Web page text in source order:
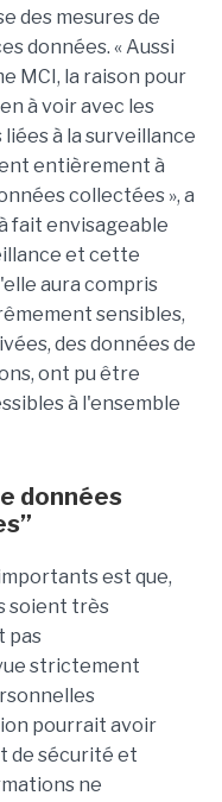
des mesures de
données. « Aussi
MCI, la raison pour
à voir avec les
à la surveillance
entièrement à
collectées », a
fait envisageable
et cette
aura compris
sensibles,
des données de
ont pu être
à l'ensemble
données
est que,
soient très
pas
strictement
pourrait avoir
de sécurité et
ne